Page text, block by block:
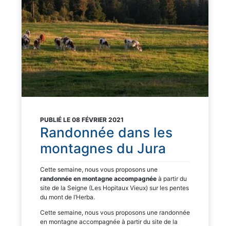
PUBLIÉ LE 08 FÉVRIER 2021
Randonnée dans les
montagnes du Jura
Cette semaine, nous vous proposons une
randonnée en montagne accompagnée à partir du
site de la Seigne (Les Hopitaux Vieux) sur les pentes
du mont de l’Herba.
Cette semaine, nous vous proposons une randonnée
en montagne accompagnée à partir du site de la